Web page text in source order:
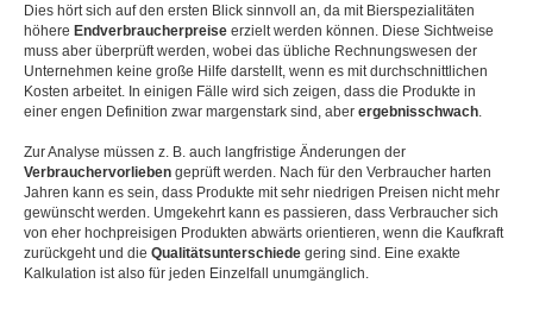
Dies hört sich auf den ersten Blick sinnvoll an, da mit Bierspezialitäten
höhere Endverbraucherpreise erzielt werden können. Diese Sichtweise
muss aber überprüft werden, wobei das übliche Rechnungswesen der
Unternehmen keine große Hilfe darstellt, wenn es mit durchschnittlichen
Kosten arbeitet. In einigen Fälle wird sich zeigen, dass die Produkte in
einer engen Definition zwar margenstark sind, aber ergebnisschwach.
Zur Analyse müssen z. B. auch langfristige Änderungen der
Verbrauchervorlieben geprüft werden. Nach für den Verbraucher harten
Jahren kann es sein, dass Produkte mit sehr niedrigen Preisen nicht mehr
gewünscht werden. Umgekehrt kann es passieren, dass Verbraucher sich
von eher hochpreisigen Produkten abwärts orientieren, wenn die Kaufkraft
zurückgeht und die Qualitätsunterschiede gering sind. Eine exakte
Kalkulation ist also für jeden Einzelfall unumgänglich.